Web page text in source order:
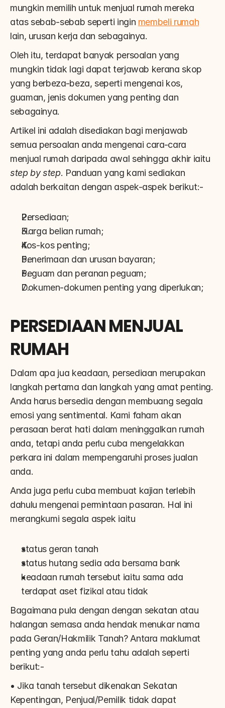
mungkin memilih untuk menjual rumah mereka
atas sebab-sebab seperti ingin membeli rumah
lain, urusan kerja dan sebagainya.
Oleh itu, terdapat banyak persoalan yang
mungkin tidak lagi dapat terjawab kerana skop
yang berbeza-beza, seperti mengenai kos,
guaman, jenis dokumen yang penting dan
sebagainya.
Artikel ini adalah disediakan bagi menjawab
semua persoalan anda mengenai cara-cara
step by step. Panduan yang kami sediakan
adalah berkaitan dengan aspek-aspek berikut:-
Persediaan;
Harga belian rumah;
Kos-kos penting;
Penerimaan dan urusan bayaran;
Peguam dan peranan peguam;
Dokumen-dokumen penting yang diperlukan;
PERSEDIAAN MENJUAL
RUMAH
Dalam apa jua keadaan, persediaan merupakan
langkah pertama dan langkah yang amat penting.
Anda harus bersedia dengan membuang segala
emosi yang sentimental. Kami faham akan
perasaan berat hati dalam meninggalkan rumah
anda, tetapi anda perlu cuba mengelakkan
perkara ini dalam mempengaruhi proses jualan
anda.
Anda juga perlu cuba membuat kajian terlebih
dahulu mengenai permintaan pasaran. Hal ini
merangkumi segala aspek iaitu
status geran tanah
status hutang sedia ada bersama bank
keadaan rumah tersebut iaitu sama ada
terdapat aset fizikal atau tidak
Bagaimana pula dengan dengan sekatan atau
halangan semasa anda hendak menukar nama
pada Geran/Hakmilik Tanah? Antara maklumat
penting yang anda perlu tahu adalah seperti
berikut:-
• Jika tanah tersebut dikenakan Sekatan
Kepentingan, Penjual/Pemilik tidak dapat